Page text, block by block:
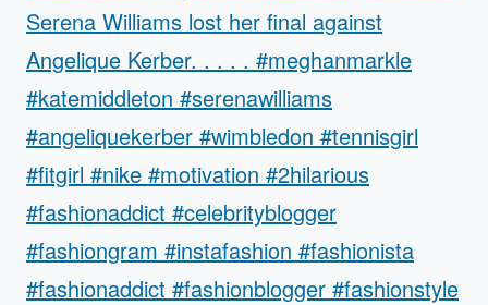
Serena Williams lost her final against
Angelique Kerber. . . . . #meghanmarkle
#katemiddleton #serenawilliams
#angeliquekerber #wimbledon #tennisgirl
#fitgirl #nike #motivation #2hilarious
#fashionaddict #celebrityblogger
#fashiongram #instafashion #fashionista
#fashionaddict #fashionblogger #fashionstyle